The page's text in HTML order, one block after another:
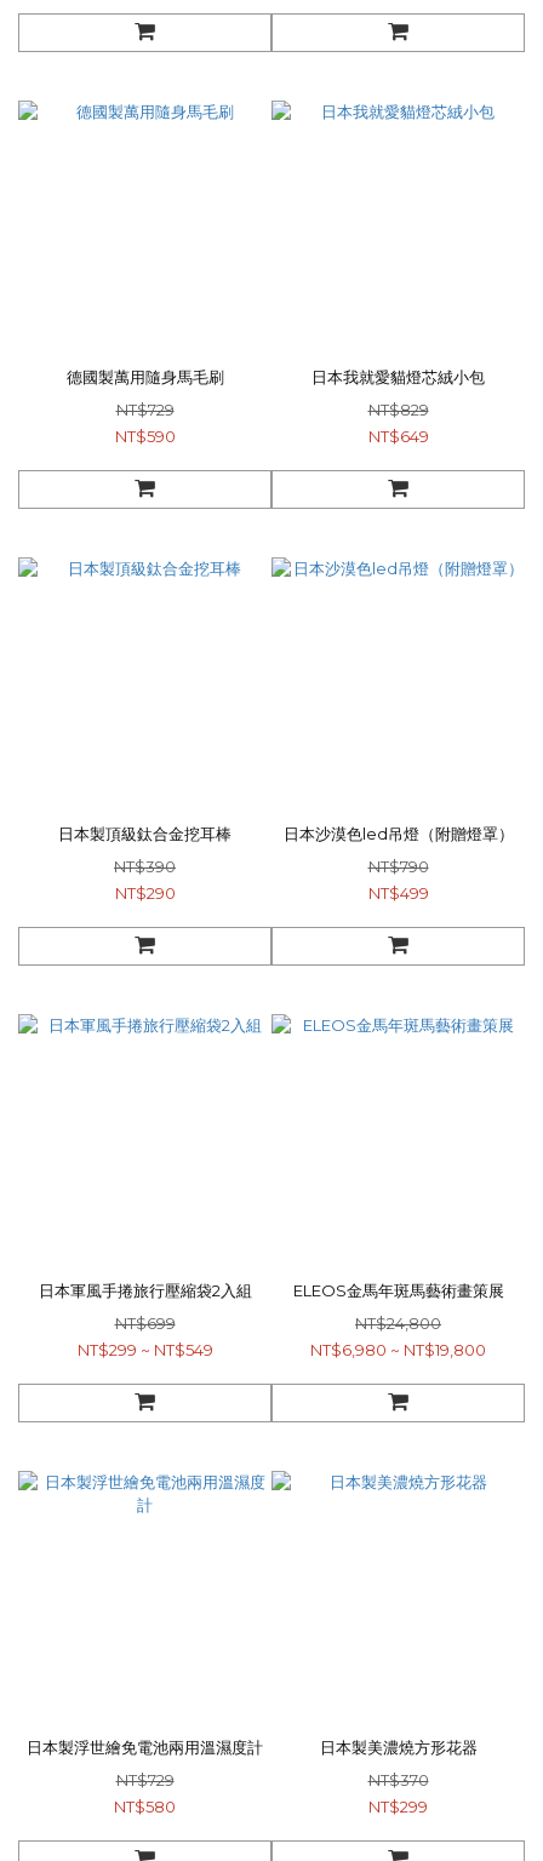
德國製萬用隨身馬毛刷
NT$729
NT$590
日本我就愛貓燈芯絨小包
NT$829
NT$649
日本製頂級鈦合金挖耳棒
NT$390
NT$290
日本沙漠色led吊燈（附贈燈罩）
NT$790
NT$499
日本軍風手捲旅行壓縮袋2入組
NT$699
NT$299 ~ NT$549
ELEOS金馬年斑馬藝術畫策展
NT$24,800
NT$6,980 ~ NT$19,800
日本製浮世繪免電池兩用溫濕度計
NT$729
NT$580
日本製美濃燒方形花器
NT$370
NT$299